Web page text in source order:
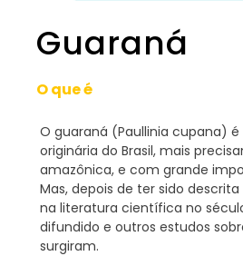
Guaraná
O que é
O guaraná (Paullinia cupana)
originária do Brasil, mais
amazônica, e com grande
Mas, depois de ter sido
na literatura científica no
difundido e outros estudos
surgiram.